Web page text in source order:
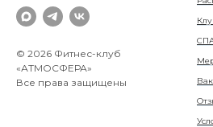
© 2026 Фитнес-клуб
«АТМОСФЕРА»
Все права защищены